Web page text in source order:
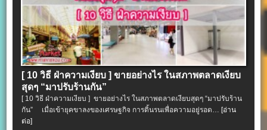
[ 10 วิธี ฝ่าความเงียบ ] ขายอย่างไร ในสภาพตลาดเงียบ
สุดๆ “มาปรับร้านกัน”
[ 10 วิธี ฝ่าความเงียบ ] ขายอย่างไร ในสภาพตลาดเงียบสุดๆ “มาปรับร้าน
กัน” เมื่อเข้ายุคขาลงของเศรษฐกิจ การดิ้นรนเพื่อความอยู่รอด…[อ่าน
ต่อ]